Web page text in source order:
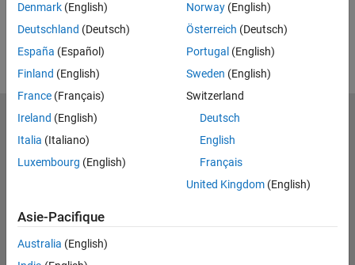
Denmark (English)
Deutschland (Deutsch)
España (Español)
Finland (English)
France (Français)
Ireland (English)
Italia (Italiano)
Luxembourg (English)
Norway(English)
Österreich (Deutsch)
Portugal (English)
Sweden (English)
Switzerland
Deutsch
English
Français
United Kingdom(English)
Asie-Pacifique
Australia (English)
MathWorks
Accelerating the pace of engineering and science
Découvrir les produits